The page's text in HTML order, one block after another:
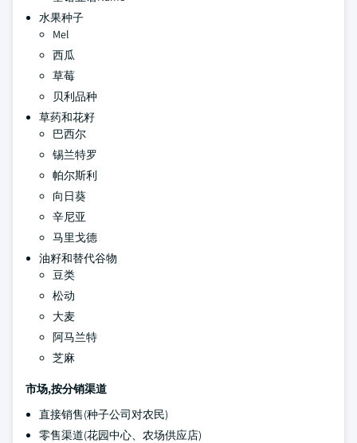
水果种子
Mel
西瓜
草莓
贝利品种
草药和花籽
巴西尔
锡兰特罗
帕尔斯利
向日葵
辛尼亚
马里戈德
油籽和替代谷物
豆类
松动
大麦
阿马兰特
芝麻
市场,按分销渠道
直接销售(种子公司对农民)
零售渠道(花园中心、农场供应店)